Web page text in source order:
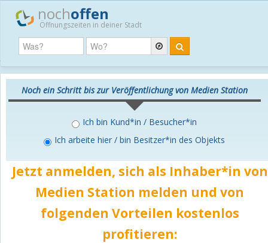
nochoffen
Öffnungszeiten in deiner Stadt
Noch ein Schritt bis zur Veröffentlichung von Medien Station
Ich bin Kund*in / Besucher*in
Ich arbeite hier / bin Besitzer*in des Objekts
Jetzt anmelden, sich als Inhaber*in von
Medien Station melden und von
folgenden Vorteilen kostenlos
profitieren: